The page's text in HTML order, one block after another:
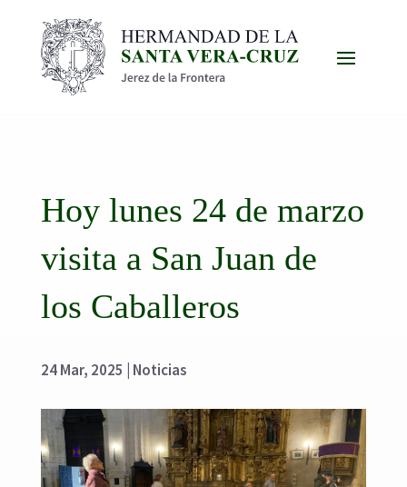
Hoy lunes 24 de marzo
visita a San Juan de
los Caballeros
24 Mar, 2025 Noticias